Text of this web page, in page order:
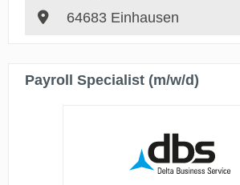
64683 Einhausen
Payroll Specialist (m/w/d)